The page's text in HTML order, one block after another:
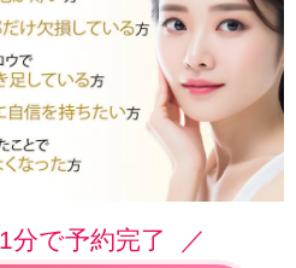
分で予約完了